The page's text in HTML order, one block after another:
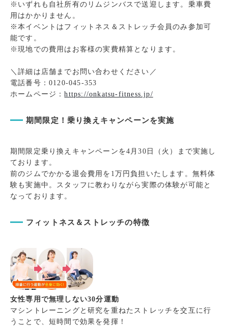
※いずれも自社所有のリムジンバスで送迎します。乗車費
用はかかりません。
※本イベントはフィットネス＆ストレッチ会員のみ参加可
能です。
※現地での費用はお客様の実費精算となります。
＼詳細は店舗までお問い合わせください／
電話番号：0120-045-353
ホームページ：https://onkatsu-fitness.jp/
期間限定！乗り換えキャンペーンを実施
期間限定乗り換えキャンペーンを4月30日（火）まで実施し
ております。
前のジムでかかる退会費用を1万円負担いたします。無料体
験も実施中。スタッフに教わりながら実際の体験が可能と
なっております。
フィットネス＆ストレッチの特徴
女性専用で無理しない30分運動
マシントレーニングと研究を重ねたストレッチを交互に行
うことで、短時間で効果を発揮！